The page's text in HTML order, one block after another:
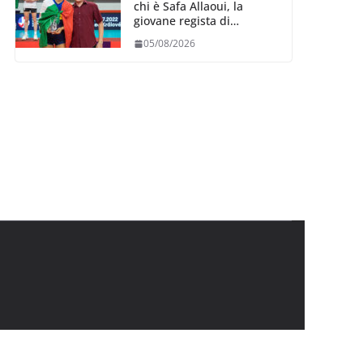
chi è Safa Allaoui, la
giovane regista di
collegiale di Cavalese
05/08/2026